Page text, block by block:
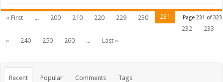
Page 231 of 323
« First ... 200 210 220 229 230
231
232
233
»
240 250 260 ... Last »
Recent Popular Comments Tags